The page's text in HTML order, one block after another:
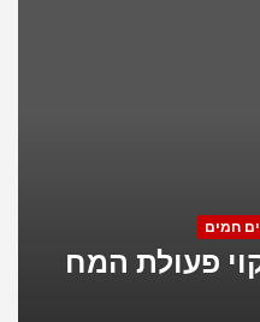
רשת